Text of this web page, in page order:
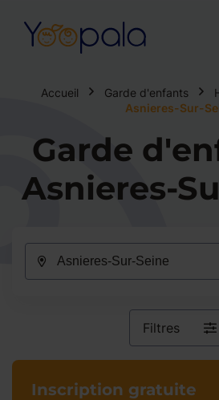
Accueil Garde d'enfants
Asnieres-Sur-
Garde
Asnieres-
Filtres
Inscription gratuite​